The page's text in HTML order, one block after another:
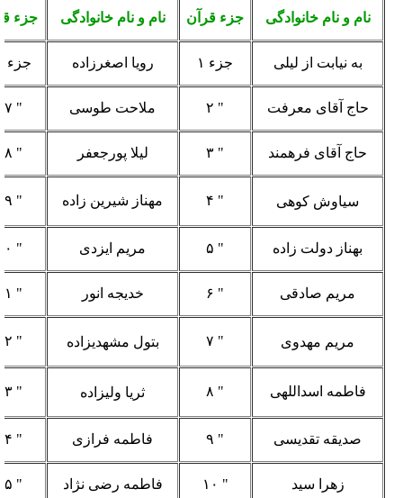
نام و نام خانوادگی جزء قرآن نام و نام خانوادگی جزء
به نیابت از لیلی جزء ۱ رویا اصغرزاده جزء ۱۶
حاج آقای معرفت " ۲ ملاحت طوسی " ۱۷
حاج آقای فرهمند " ۳ لیلا پورجعفر " ۱۸
سیاوش کوهی " ۴ مهناز شیرین زاده " ۱۹
بهناز دولت زاده " ۵ مریم ایزدی " ۲۰
مریم صادقی " ۶ خدیجه انور " ۲۱
مریم مهدوی " ۷ بتول مشهدیزاده " ۲۲
فاطمه اسداللهی " ۸ ثریا ولیزاده " ۲۳
صدیقه تقدیسی " ۹ فاطمه فرازی " ۲۴
زهرا سید " ۱۰ فاطمه رضی نژاد " ۲۵